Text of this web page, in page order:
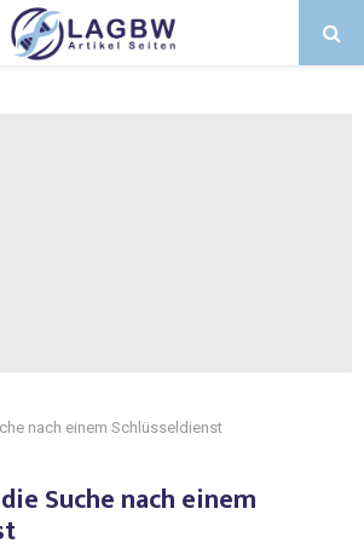
nach einem Schlüsseldienst
Suche nach einem